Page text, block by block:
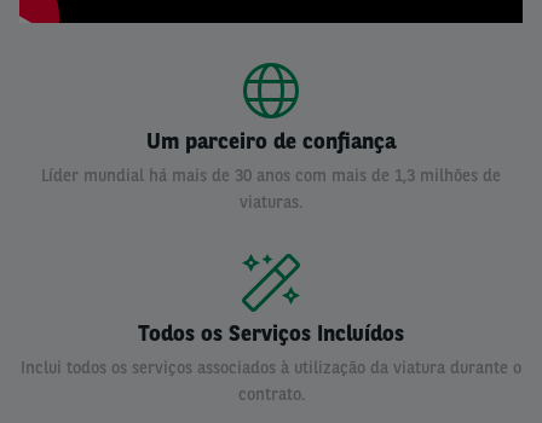
Um parceiro de confiança
Líder mundial há mais de 30 anos com mais de 1,3 milhões de
viaturas.
Todos os Serviços Incluídos
Inclui todos os serviços associados à utilização da viatura durante o
contrato.